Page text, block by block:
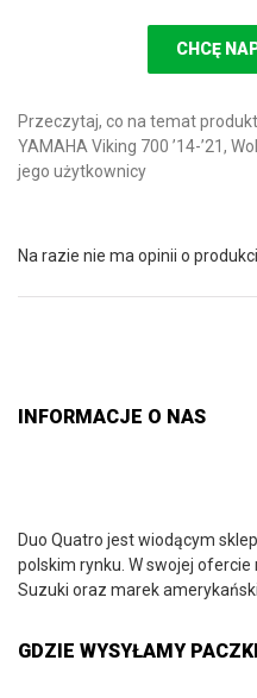
CHCĘ
Przeczytaj, co na temat
YAMAHA Viking 700 ’14-’21,
jego użytkownicy
Na razie nie ma opinii o
INFORMACJE O NAS
Duo Quatro jest wiodącym
polskim rynku. W swojej ofercie
Suzuki oraz marek
GDZIE WYSYŁAMY PACZKI